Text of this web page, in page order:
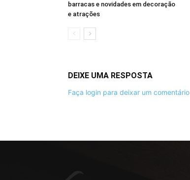
barracas e novidades em decoração
e atrações
DEIXE UMA RESPOSTA
Faça login para deixar um comentário